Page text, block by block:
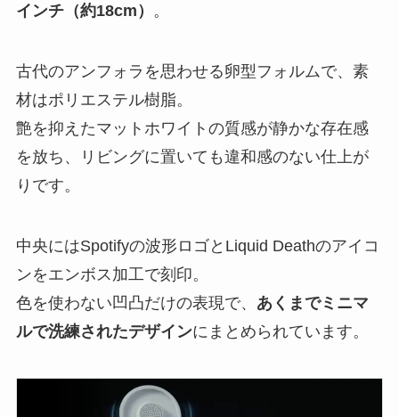
インチ（約18cm） 。
古代のアンフォラを思わせる卵型フォルムで、素
材はポリエステル樹脂。
艶を抑えたマットホワイトの質感が静かな存在感
を放ち、リビングに置いても違和感のない仕上が
りです。
中央にはSpotifyの波形ロゴとLiquid Deathのアイコ
ンをエンボス加工で刻印。
色を使わない凹凸だけの表現で、 あくまでミニマ
ルで洗練されたデザインにまとめられています。